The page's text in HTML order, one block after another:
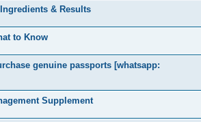
& Results
to Know
genuine passports [whatsapp:
Supplement